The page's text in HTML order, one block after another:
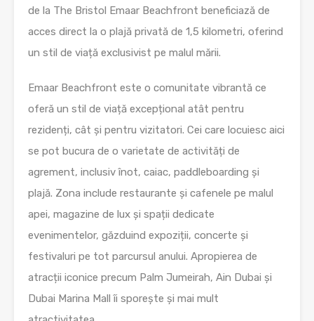
de la The Bristol Emaar Beachfront beneficiază de
acces direct la o plajă privată de 1,5 kilometri, oferind
un stil de viață exclusivist pe malul mării.
Emaar Beachfront este o comunitate vibrantă ce
oferă un stil de viață excepțional atât pentru
rezidenți, cât și pentru vizitatori. Cei care locuiesc aici
se pot bucura de o varietate de activități de
agrement, inclusiv înot, caiac, paddleboarding și
plajă. Zona include restaurante și cafenele pe malul
apei, magazine de lux și spații dedicate
evenimentelor, găzduind expoziții, concerte și
festivaluri pe tot parcursul anului. Apropierea de
atracții iconice precum Palm Jumeirah, Ain Dubai și
Dubai Marina Mall îi sporește și mai mult